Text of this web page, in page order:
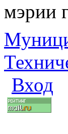
мэрии
Вход